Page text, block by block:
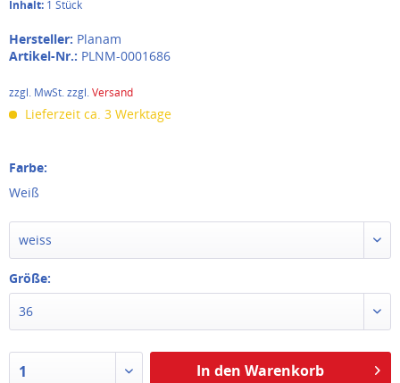
Inhalt: 1 Stück
Hersteller: Planam
Artikel-Nr.: PLNM-0001686
zzgl. MwSt. zzgl.Versand
Lieferzeit ca. 3 Werktage
Farbe:
Weiß
weiss
Größe:
36
1 In den Warenkorb